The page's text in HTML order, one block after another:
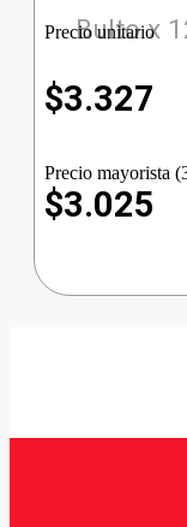
Bulto x
Precio unitario
$3.327
Precio mayorista
$3.025